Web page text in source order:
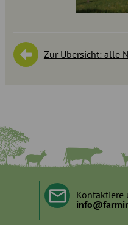
Zur Übersicht: alle
Kontaktiere
info@